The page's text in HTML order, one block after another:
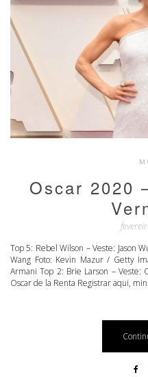
Oscar 2020
Top 5: Rebel Wilson – Veste: Jason
Wang Foto: Kevin Mazur / Getty
Armani Top 2: Brie Larson – Veste:
Oscar de la Renta Registrar aqui,